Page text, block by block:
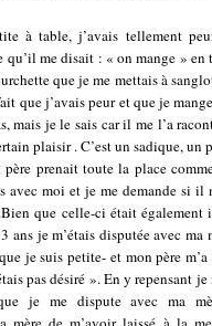
à table, j’avais tellement
qu’il me disait : « on mange »
que je me mettais à
que j’avais peur et que je
mais je le sais car il me l’a
plaisir . C’est un sadique, un
prenait toute la place
avec moi et je me demande si il
que celle-ci était également
ans je m’étais disputée avec
je suis petite- et mon père
pas désiré ». En y repensant je
je me dispute avec ma